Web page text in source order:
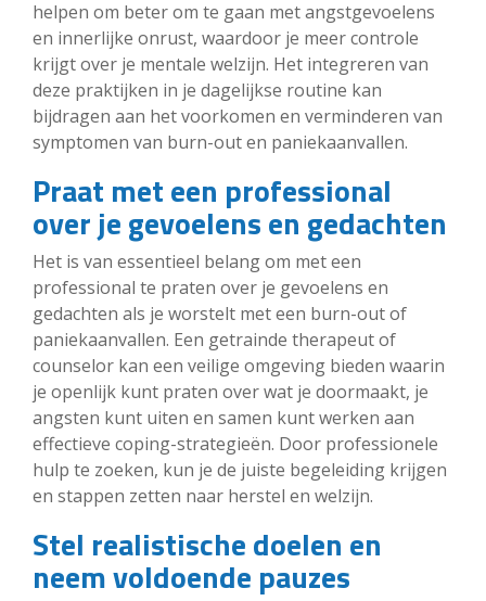
helpen om beter om te gaan met angstgevoelens
en innerlijke onrust, waardoor je meer controle
krijgt over je mentale welzijn. Het integreren van
deze praktijken in je dagelijkse routine kan
bijdragen aan het voorkomen en verminderen van
symptomen van burn-out en paniekaanvallen.
Praat met een professional
over je gevoelens en gedachten
Het is van essentieel belang om met een
professional te praten over je gevoelens en
gedachten als je worstelt met een burn-out of
paniekaanvallen. Een getrainde therapeut of
counselor kan een veilige omgeving bieden waarin
je openlijk kunt praten over wat je doormaakt, je
angsten kunt uiten en samen kunt werken aan
effectieve coping-strategieën. Door professionele
hulp te zoeken, kun je de juiste begeleiding krijgen
en stappen zetten naar herstel en welzijn.
Stel realistische doelen en
neem voldoende pauzes